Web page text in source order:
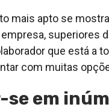
mais apto se
superiores
que está a
com muitas
em